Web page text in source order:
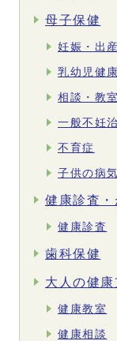
母子保健
妊娠・出産
乳幼児健
相談・教室
一般不妊
不育症
子供の病
健康診査・
健康診査
歯科保健
大人の健康
健康教室
健康相談